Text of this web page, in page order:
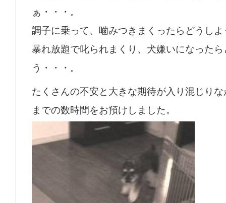
ぁ・・・。
調子に乗って、噛みつきまくったらどうし
暴れ放題で叱られまくり、犬嫌いになった
う・・・。
たくさんの不安と大きな期待が入り混じり
までの数時間をお預けしました。